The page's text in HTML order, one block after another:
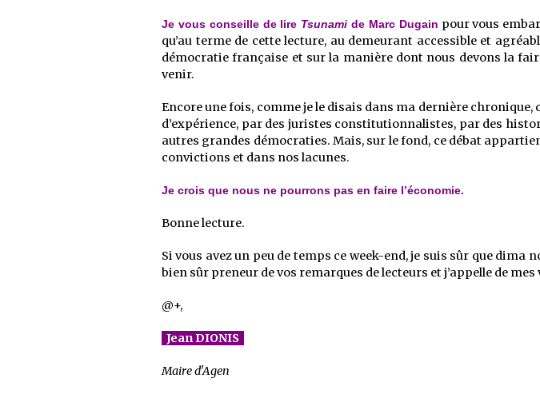
Je vous conseille de lire Tsunami de Marc Dugain pour vous
qu’au terme de cette lecture, au demeurant accessible et
démocratie française et sur la manière dont nous devons la
venir.
Encore une fois, comme je le disais dans ma dernière
d’expérience, par des juristes constitutionnalistes, par des
autres grandes démocraties. Mais, sur le fond, ce débat
convictions et dans nos lacunes.
Je crois que nous ne pourrons pas en faire l’économie.
Bonne lecture.
Si vous avez un peu de temps ce week-end, je suis sûr que dima
bien sûr preneur de vos remarques de lecteurs et j’appelle de
@+,
Jean DIONIS
Maire d'Agen